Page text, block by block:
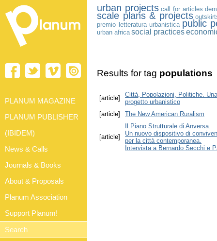
urban projects call for articles
scale plans & projects
premio letteratura urbanistica public
urban africa social practices
Results for tag populations
[article]
Città, Popolazioni, Politiche.
progetto urbanistico
[article]
The New American Ruralism
[article]
Il Piano Strutturale di Anversa.
Un nuovo dispositivo di
per la città contemporanea.
Intervista a Bernardo Secchi e
PLANUM MAGAZINE
PLANUM PUBLISHER
(IBIDEM)
News & Calls
Journals & Books
About & Proposals
Planum Association
Support Planum!